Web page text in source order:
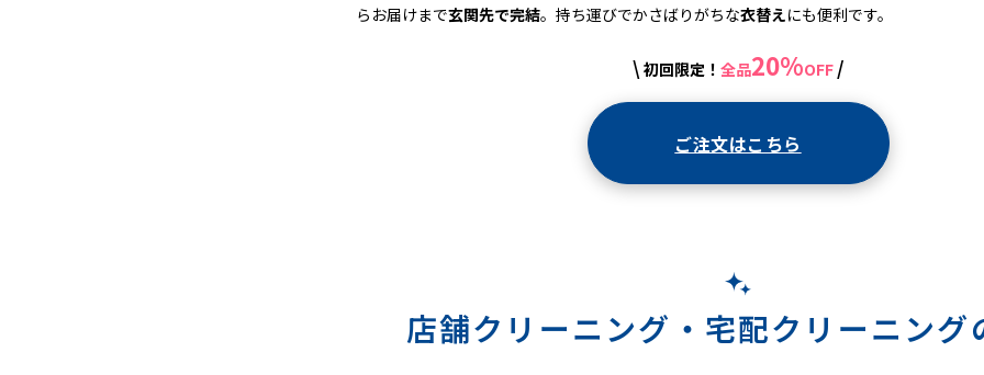
らお届けまで玄関先で完結。持ち運びでかさばりがちな衣替えにも便利です。
\ 初回限定！ 全品20%OFF /
ご注文はこちら
店舗クリーニング・ 宅配クリーニング